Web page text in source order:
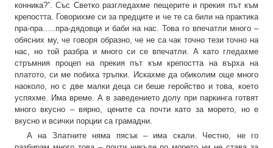
конника?”. Със Светко разгледахме пещерите и прекия път към
крепостта. Говорихме си за предците и че те са били на практика
пра-пра…..пра-дядовци и баби на нас. Това го впечатли много –
обясних му, че говоря образно, че не са чак точно тези точно на
нас, но той разбра и много си се впечатли. А като гледахме
стръмния процеп на прекия път към крепостта на върха на
платото, си ме побиха тръпки. Искахме да обиколим още много
наоколо, но с две малки деца си беше геройство и това, което
успяхме. Има време. А в заведението долу при паркинга готвят
много вкусно – вярно, цените са почти като за морето, но е
вкусно и всички порции са грамадни.
А на Златните няма пясък – има скали. Честно, не го